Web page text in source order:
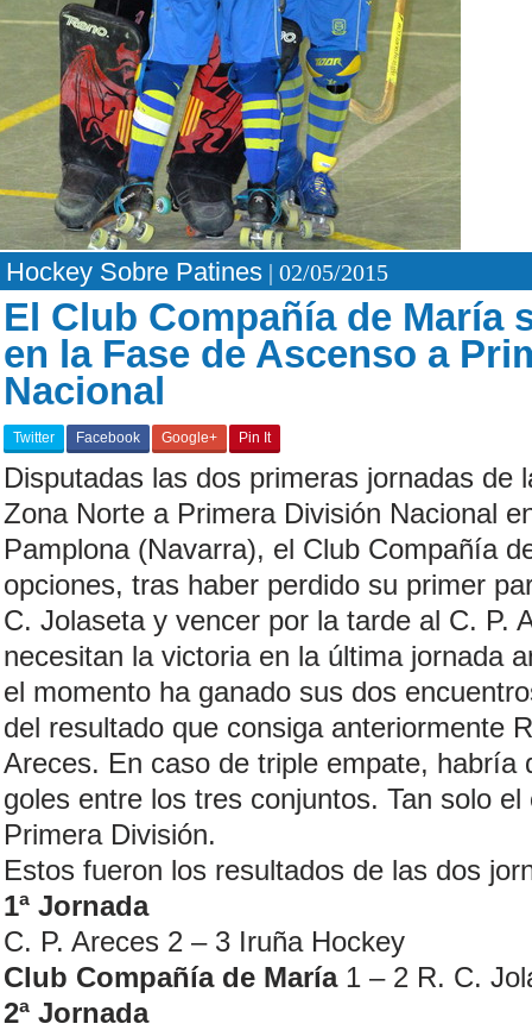
Hockey Sobre Patines | 02/05/2015
El Club Compañía de María
en la Fase de Ascenso a
Nacional
Twitter Facebook Google+ Pin It
Disputadas las dos primeras jornadas de
Zona Norte a Primera División Nacional
Pamplona (Navarra), el Club Compañía
opciones, tras haber perdido su primer
C. Jolaseta y vencer por la tarde al C. P.
necesitan la victoria en la última jornada
el momento ha ganado sus dos
del resultado que consiga anteriormente
Areces. En caso de triple empate, habría
goles entre los tres conjuntos. Tan solo
Primera División.
Estos fueron los resultados de las dos
1ª Jornada
C. P. Areces 2 – 3 Iruña Hockey
Club Compañía de María1 – 2 R. C.
2ª Jornada